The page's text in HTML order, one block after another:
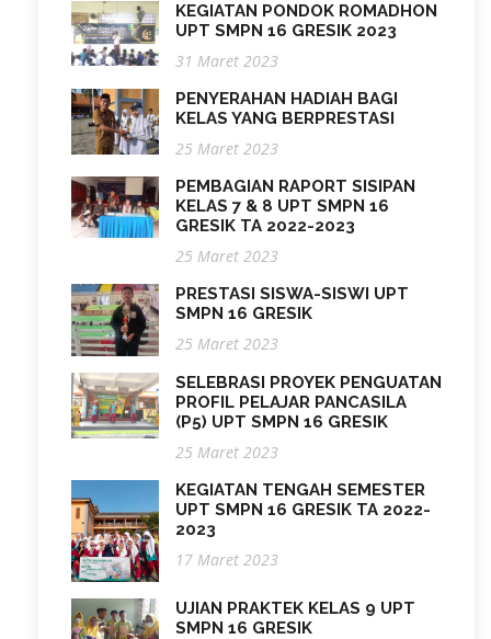
KEGIATAN PONDOK ROMADHON
UPT SMPN 16 GRESIK 2023
31 Maret 2023
PENYERAHAN HADIAH BAGI
KELAS YANG BERPRESTASI
25 Maret 2023
PEMBAGIAN RAPORT SISIPAN
KELAS 7 & 8 UPT SMPN 16
GRESIK TA 2022-2023
25 Maret 2023
PRESTASI SISWA-SISWI UPT
SMPN 16 GRESIK
25 Maret 2023
SELEBRASI PROYEK PENGUATAN
PROFIL PELAJAR PANCASILA
(P5) UPT SMPN 16 GRESIK
25 Maret 2023
KEGIATAN TENGAH SEMESTER
UPT SMPN 16 GRESIK TA 2022-
2023
17 Maret 2023
UJIAN PRAKTEK KELAS 9 UPT
SMPN 16 GRESIK